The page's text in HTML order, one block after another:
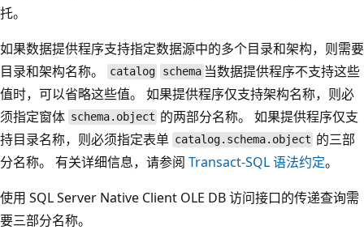
托。
如果数据提供程序支持指定数据源中的多个目录和架构，则需要
目录和架构名称。
catalog schema 当数据提供程序不支持这些
值时，可以省略这些值。 如果提供程序仅支持架构名称，则必
须指定窗体 schema.object 的两部分名称。 如果提供程序仅支
持目录名称，则必须指定表单 catalog.schema.object 的三部
分名称。 有关详细信息，请参阅 Transact-SQL 语法约定。
使用 SQL Server Native Client OLE DB 访问接口的传递查询需
要三部分名称。